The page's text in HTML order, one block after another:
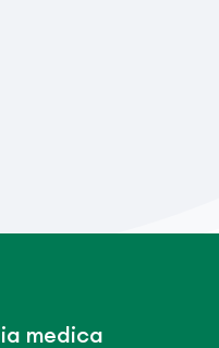
medica